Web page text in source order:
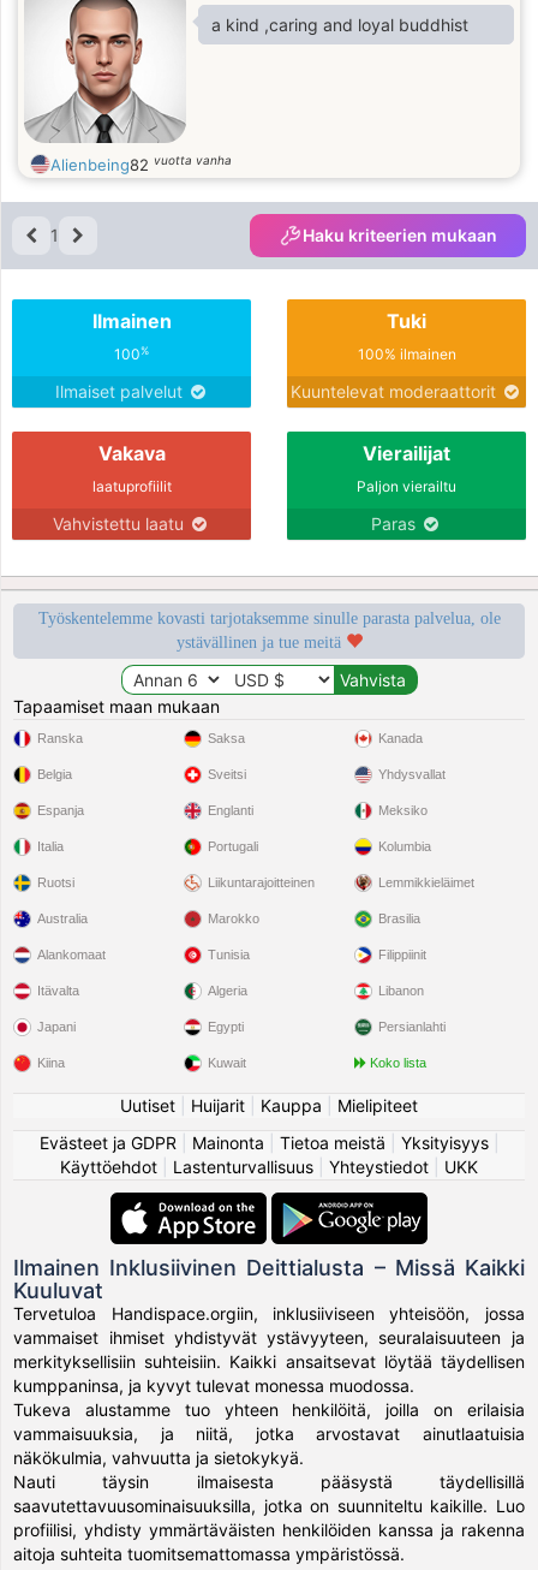
a kind ,caring and loyal buddhist
Alienbeing82 vuotta vanha
1 Haku kriteerien mukaan
Ilmainen
100%
Ilmaiset palvelut
Tuki
100% ilmainen
Kuuntelevat moderaattorit
Vakava
laatuprofiilit
Vahvistettu laatu
Vierailijat
Paljon vierailtu
Paras
Työskentelemme kovasti tarjotaksemme sinulle parasta palvelua, ole
ystävällinen ja tue meitä
Tapaamiset maan mukaan
Ranska
Belgia
Espanja
Italia
Ruotsi
Saksa
Sveitsi
Englanti
Portugali
Liikuntarajoitteinen
Kanada
Yhdysvallat
Meksiko
Kolumbia
Lemmikkieläimet
Australia
Alankomaat
Itävalta
Japani
Kiina
Marokko
Tunisia
Algeria
Egypti
Kuwait
Brasilia
Filippiinit
Libanon
Persianlahti
Koko lista
Uutiset Huijarit Kauppa
Mielipiteet
Evästeet ja GDPR
Mainonta Tietoa meistä Yksityisyys|
Käyttöehdot
Lastenturvallisuus Yhteystiedot UKK
Ilmainen Inklusiivinen Deittialusta – Missä Kaikki
Kuuluvat
Tervetuloa Handispace.orgiin, inklusiiviseen yhteisöön, jossa
vammaiset ihmiset yhdistyvät ystävyyteen, seuralaisuuteen ja
merkityksellisiin suhteisiin. Kaikki ansaitsevat löytää täydellisen
kumppaninsa, ja kyvyt tulevat monessa muodossa.
Tukeva alustamme tuo yhteen henkilöitä, joilla on erilaisia
vammaisuuksia, ja niitä, jotka arvostavat ainutlaatuisia
näkökulmia, vahvuutta ja sietokykyä.
Nauti täysin ilmaisesta pääsystä täydellisillä
saavutettavuusominaisuuksilla, jotka on suunniteltu kaikille. Luo
profiilisi, yhdisty ymmärtäväisten henkilöiden kanssa ja rakenna
aitoja suhteita tuomitsemattomassa ympäristössä.